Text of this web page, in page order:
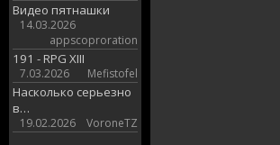
Видео пятнашки
14.03.2026
appscoproration
191 - RPG XIII
7.03.2026 Mefistofel
Насколько серьезно
в…
19.02.2026 VoroneTZ